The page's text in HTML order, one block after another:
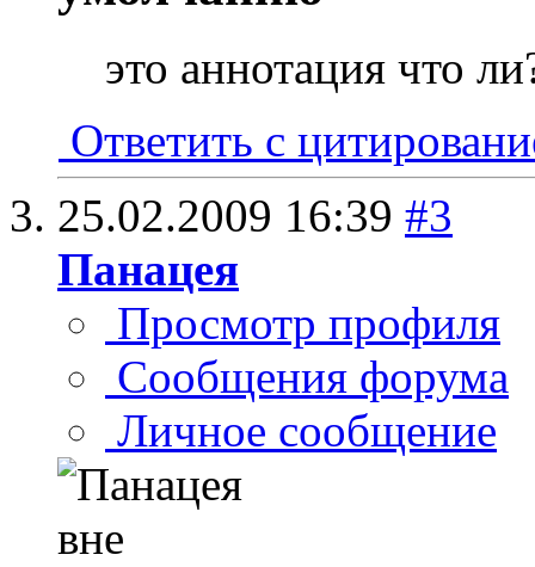
это аннотация что
Ответить с
25.02.2009 16:39 #3
Панацея
Просмотр профиля
Сообщения форума
Личное сообщение